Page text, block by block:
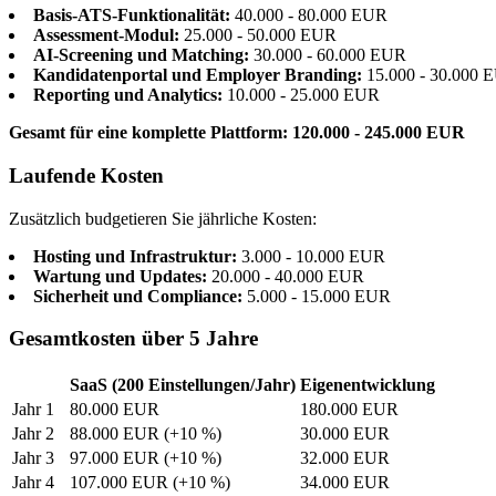
Basis-ATS-Funktionalität: 40.000 - 80.000 EUR
Assessment-Modul: 25.000 - 50.000 EUR
AI-Screening und Matching: 30.000 - 60.000 EUR
Kandidatenportal und Employer Branding: 15.000 - 30.000
Reporting und Analytics: 10.000 - 25.000 EUR
Gesamt für eine komplette Plattform: 120.000 - 245.000 EUR
Laufende Kosten
Zusätzlich budgetieren Sie jährliche Kosten:
Hosting und Infrastruktur: 3.000 - 10.000 EUR
Wartung und Updates: 20.000 - 40.000 EUR
Sicherheit und Compliance: 5.000 - 15.000 EUR
Gesamtkosten über 5 Jahre
SaaS (200 Einstellungen/Jahr) Eigenentwicklung
Jahr 1
80.000 EUR
180.000 EUR
Jahr 2
88.000 EUR (+10 %)
30.000 EUR
Jahr 3
97.000 EUR (+10 %)
32.000 EUR
Jahr 4
107.000 EUR (+10 %) 34.000 EUR